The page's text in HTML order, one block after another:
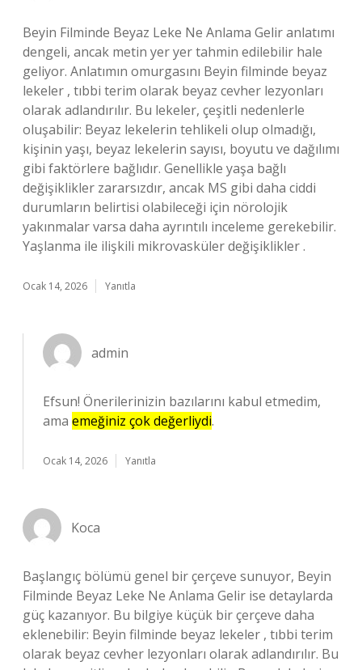
Beyin Filminde Beyaz Leke Ne Anlama Gelir anlatımı
dengeli, ancak metin yer yer tahmin edilebilir hale
geliyor. Anlatımın omurgasını Beyin filminde beyaz
lekeler , tıbbi terim olarak beyaz cevher lezyonları
olarak adlandırılır. Bu lekeler, çeşitli nedenlerle
oluşabilir: Beyaz lekelerin tehlikeli olup olmadığı,
kişinin yaşı, beyaz lekelerin sayısı, boyutu ve dağılımı
gibi faktörlere bağlıdır. Genellikle yaşa bağlı
değişiklikler zararsızdır, ancak MS gibi daha ciddi
durumların belirtisi olabileceği için nörolojik
yakınmalar varsa daha ayrıntılı inceleme gerekebilir.
Yaşlanma ile ilişkili mikrovasküler değişiklikler .
Ocak 14, 2026 Yanıtla
admin
Efsun! Önerilerinizin bazılarını kabul etmedim,
ama emeğiniz çok değerliydi.
Ocak 14, 2026 Yanıtla
Koca
Başlangıç bölümü genel bir çerçeve sunuyor, Beyin
Filminde Beyaz Leke Ne Anlama Gelir ise detaylarda
güç kazanıyor. Bu bilgiye küçük bir çerçeve daha
eklenebilir: Beyin filminde beyaz lekeler , tıbbi terim
olarak beyaz cevher lezyonları olarak adlandırılır. Bu